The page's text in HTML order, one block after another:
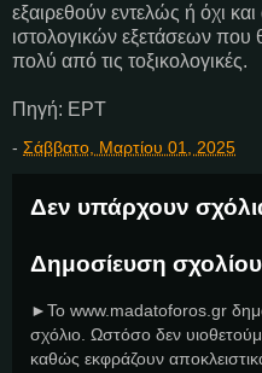
εξαιρεθούν εντελώς ή όχι
ιστολογικών εξετάσεων
πολύ από τις τοξικολογικές.
Πηγή: ΕΡΤ
- Σάββατο, Μαρτίου 01, 2025
Δεν υπάρχουν
Δημοσίευση σχολίου
►Το www.madatoforos.gr
σχόλιο. Ωστόσο δεν
καθώς εκφράζουν